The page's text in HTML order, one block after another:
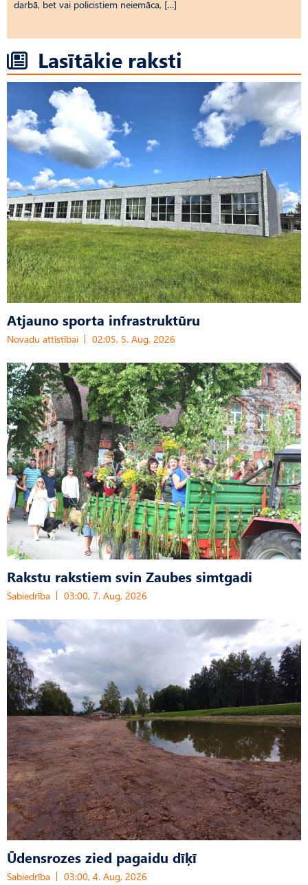
darbā, bet vai policistiem neiemāca, […]
Lasītākie raksti
Atjauno sporta infrastruktūru
Novadu attīstībai 02:05, 5. Aug, 2026
Rakstu rakstiem svin Zaubes simtgadi
Sabiedrība 03:00, 7. Aug, 2026
Ūdensrozes zied pagaidu dīķī
Sabiedrība 03:00, 4. Aug, 2026